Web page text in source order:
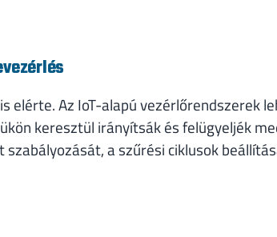
elérte. Az IoT-alapú vezérlőrendszerek
keresztül irányítsák és felügyeljék
a szűrési ciklusok